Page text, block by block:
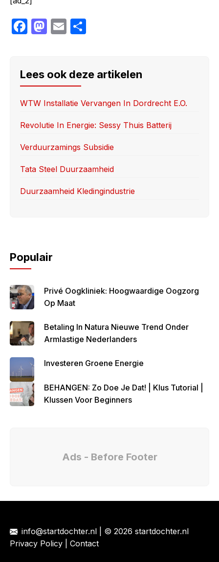
F
e
b
o
o
M
o
d
o
n
E
e
Lees ook deze artikelen
WTW Installatie Vervangen In Dordrecht E.o.
Revolutie In Energie: Sessy Thuis Batterij
Verduurzamings Subsidie
Tata Steel Duurzaamheid
Duurzaamheid Kledingindustrie
Populair
Privé Oogkliniek: Hoogwaardige Oogzorg
Op Maat
Betaling In Natura Nieuwe Trend Onder
Armlastige Nederlanders
Investeren Groene Energie
BEHANGEN: Zo Doe Je Dat! | Klus Tutorial |
Klussen Voor Beginners
Ads - Before Footer
info@startdochter.nl | © 2026 startdochter.nl
Privacy Policy
Contact